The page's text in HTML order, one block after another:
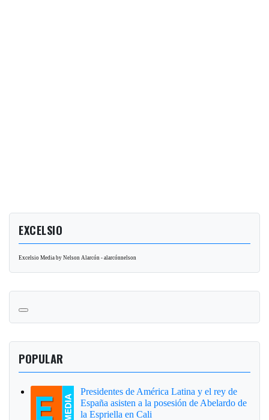
EXCELSIO
Excelsio Media by Nelson Alarcón - alarcónnelson
POPULAR
Presidentes de América Latina y el rey de
España asisten a la posesión de Abelardo de
la Espriella en Cali